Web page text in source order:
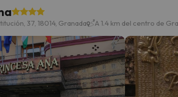
Escapadas
37, 18014, Granada A 1.4 km del centro de